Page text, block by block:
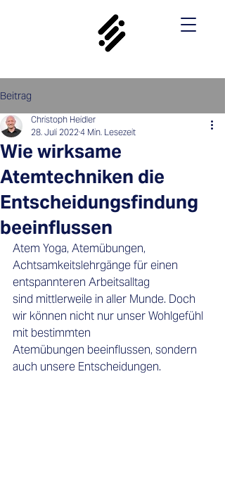
Beitrag
Wie wirksame
Atemtechniken die
Entscheidungsfindung
beeinflussen
Christoph Heidler
28. Juli 2022 4 Min. Lesezeit
Atem Yoga, Atemübungen,
Achtsamkeitslehrgänge für einen
entspannteren Arbeitsalltag
sind mittlerweile in aller Munde. Doch
wir können nicht nur unser Wohlgefühl
mit bestimmten
Atemübungen beeinflussen, sondern
auch unsere Entscheidungen.